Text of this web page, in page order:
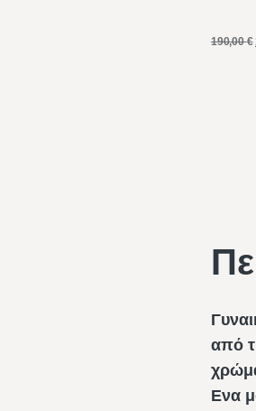
190,00€
από
Ενα